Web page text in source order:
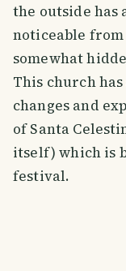
the outside has
noticeable
somewhat
This church
changes and
of Santa
itself) which is
festival.